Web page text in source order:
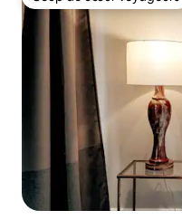
Coup de cœur voyageurs